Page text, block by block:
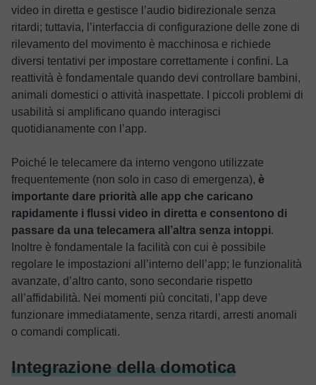
video in diretta e gestisce l’audio bidirezionale senza
ritardi; tuttavia, l’interfaccia di configurazione delle zone di
rilevamento del movimento è macchinosa e richiede
diversi tentativi per impostare correttamente i confini. La
reattività è fondamentale quando devi controllare bambini,
animali domestici o attività inaspettate. I piccoli problemi di
usabilità si amplificano quando interagisci
quotidianamente con l’app.
Poiché le telecamere da interno vengono utilizzate
frequentemente (non solo in caso di emergenza), è
importante dare priorità alle app che caricano
rapidamente i flussi video in diretta e consentono di
passare da una telecamera all’altra senza intoppi.
Inoltre è fondamentale la facilità con cui è possibile
regolare le impostazioni all’interno dell’app; le funzionalità
avanzate, d’altro canto, sono secondarie rispetto
all’affidabilità. Nei momenti più concitati, l’app deve
funzionare immediatamente, senza ritardi, arresti anomali
o comandi complicati.
Integrazione della domotica